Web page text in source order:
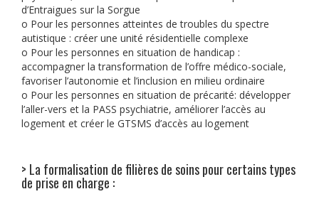
d’Entraigues sur la Sorgue
o Pour les personnes atteintes de troubles du spectre
autistique : créer une unité résidentielle complexe
o Pour les personnes en situation de handicap :
accompagner la transformation de l’offre médico-sociale,
favoriser l’autonomie et l’inclusion en milieu ordinaire
o Pour les personnes en situation de précarité: développer
l’aller-vers et la PASS psychiatrie, améliorer l’accès au
logement et créer le GTSMS d’accès au logement
> La formalisation de filières de soins pour certains types
de prise en charge :